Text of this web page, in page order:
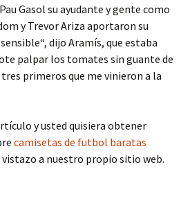
Gasol su ayudante y gente como
y Trevor Ariza aportaron su
dijo Aramís, que estaba
palpar los tomates sin guante de
primeros que me vinieron a la
y usted quisiera obtener
camisetas de futbol baratas
a nuestro propio sitio web.